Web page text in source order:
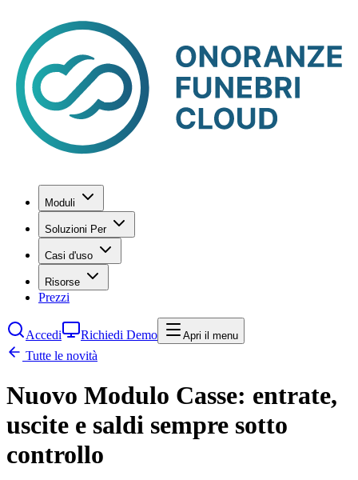
Moduli
Soluzioni Per
Casi d'uso
Risorse
Prezzi
Accedi Richiedi Demo Apri il menu
Tutte le novità
Nuovo Modulo Casse: entrate,
uscite e saldi sempre sotto
controllo